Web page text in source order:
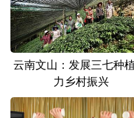
陕西 甘肃
新疆 内蒙古
多语种频道
云南文山：发展三七种
力乡村振兴